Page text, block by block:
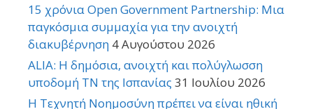
15 χρόνια Open Government Partnership: Μια
παγκόσμια συμμαχία για την ανοιχτή
διακυβέρνηση 4 Αυγούστου 2026
ALIA: Η δημόσια, ανοιχτή και πολύγλωσση
υποδομή ΤΝ της Ισπανίας 31 Ιουλίου 2026
Η Τεχνητή Νοημοσύνη πρέπει να είναι ηθική